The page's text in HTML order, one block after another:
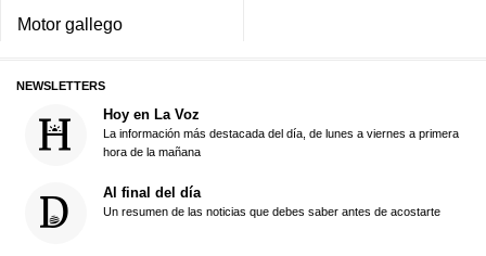
Motor gallego
NEWSLETTERS
Hoy en La Voz
La información más destacada del día, de lunes a viernes a primera
hora de la mañana
Al final del día
Un resumen de las noticias que debes saber antes de acostarte